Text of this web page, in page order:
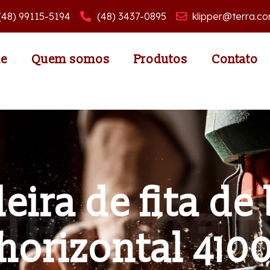
99115-5194 (48) 3437-0895
Quem somos Produtos Contato
de fita de
fita de borda